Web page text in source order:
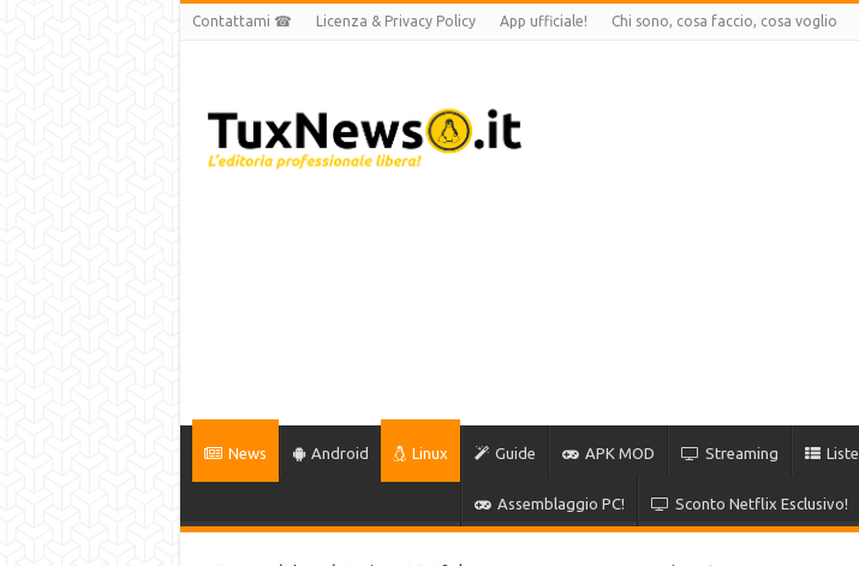
Contattami ☎ Licenza & Privacy Policy App ufficiale! Chi sono, cosa faccio, cosa voglio
News Android Linux Guide APK MOD Streaming Liste
Assemblaggio PC! Sconto Netflix Esclusivo!